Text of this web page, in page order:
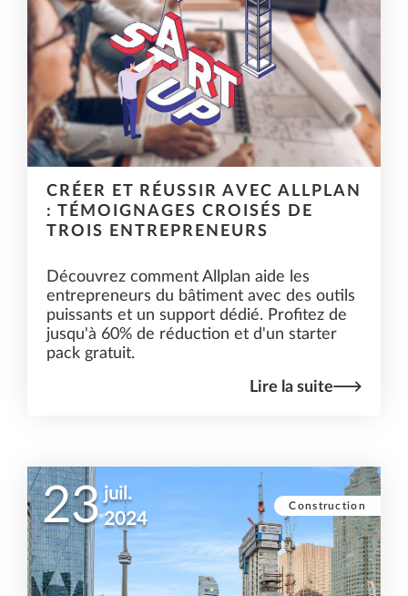
CRÉER ET RÉUSSIR AVEC ALLPLAN
: TÉMOIGNAGES CROISÉS DE
TROIS ENTREPRENEURS
Découvrez comment Allplan aide les
entrepreneurs du bâtiment avec des outils
puissants et un support dédié. Profitez de
jusqu'à 60% de réduction et d'un starter
pack gratuit.
Lire la suite
23 juil.
2024
Construction